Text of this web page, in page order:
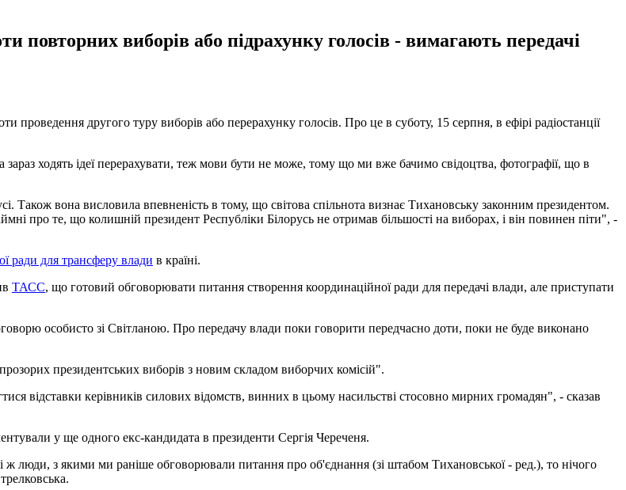
виборів або підрахунку голосів - вимагають передачі
проведення другого туру виборів або перерахунку голосів. Про це в суботу, 15 серпня, в ефірі радіостанції
ходять ідеї перерахувати, теж мови бути не може, тому що ми вже бачимо свідоцтва, фотографії, що в
Також вона висловила впевненість в тому, що світова спільнота визнає Тихановську законним президентом.
про те, що колишній президент Республіки Білорусь не отримав більшості на виборах, і він повинен піти", -
ради для трансферу влади в країні.
ТАСС, що готовий обговорювати питання створення координаційної ради для передачі влади, але приступати
особисто зі Світланою. Про передачу влади поки говорити передчасно доти, поки не буде виконано
президентських виборів з новим складом виборчих комісій".
відставки керівників силових відомств, винних в цьому насильстві стосовно мирних громадян", - сказав
у ще одного екс-кандидата в президенти Сергія Череченя.
ж люди, з якими ми раніше обговорювали питання про об'єднання (зі штабом Тихановської - ред.), то нічого